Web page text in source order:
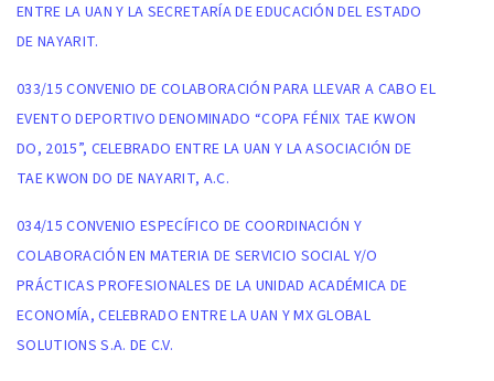
ENTRE LA UAN Y LA SECRETARÍA DE EDUCACIÓN DEL ESTADO
DE NAYARIT.
033/15 CONVENIO DE COLABORACIÓN PARA LLEVAR A CABO EL
EVENTO DEPORTIVO DENOMINADO “COPA FÉNIX TAE KWON
DO, 2015”, CELEBRADO ENTRE LA UAN Y LA ASOCIACIÓN DE
TAE KWON DO DE NAYARIT, A.C.
034/15 CONVENIO ESPECÍFICO DE COORDINACIÓN Y
COLABORACIÓN EN MATERIA DE SERVICIO SOCIAL Y/O
PRÁCTICAS PROFESIONALES DE LA UNIDAD ACADÉMICA DE
ECONOMÍA, CELEBRADO ENTRE LA UAN Y MX GLOBAL
SOLUTIONS S.A. DE C.V.